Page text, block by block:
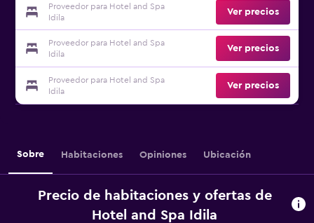
Proveedor para Hotel and Spa
Idila
Ver precios
Proveedor para Hotel and Spa
Idila
Ver precios
Proveedor para Hotel and Spa
Idila
Ver precios
Sobre Habitaciones Opiniones Ubicación
Precio de habitaciones y ofertas de
Hotel and Spa Idila